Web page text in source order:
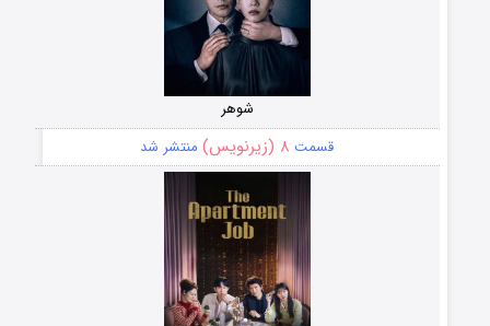
شوهر
قسمت ۸ (زیرنویس) منتشر شد